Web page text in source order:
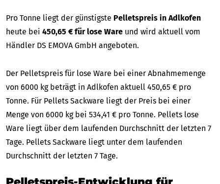
Pro Tonne liegt der günstigste Pelletspreis in Adlkofen
heute bei 450,65 € für lose Ware und wird aktuell vom
Händler DS EMOVA GmbH angeboten.
Der Pelletspreis für lose Ware bei einer Abnahmemenge
von 6000 kg beträgt in Adlkofen aktuell 450,65 € pro
Tonne. Für Pellets Sackware liegt der Preis bei einer
Menge von 6000 kg bei 534,41 € pro Tonne. Pellets lose
Ware liegt über dem laufenden Durchschnitt der letzten 7
Tage. Pellets Sackware liegt unter dem laufenden
Durchschnitt der letzten 7 Tage.